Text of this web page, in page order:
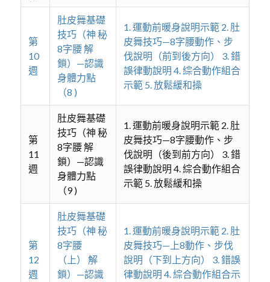
第
10
週
肚皮舞基礎
技巧（神 秘
8字腰 解
鎖）—認識
身體力點
（8 )
1. 運動前暖身說明示範 2. 肚
皮舞技巧—8字腰動作、步
伐說明（前到後方向） 3. 錯
誤律動說明 4. 綜合動作組合
示範 5. 放鬆緩和操
第
11
週
肚皮舞基礎
技巧（神 秘
8字腰 解
鎖）—認識
身體力點
（9 )
1. 運動前暖身說明示範 2. 肚
皮舞技巧—8字腰動作、步
伐說明（後到前方向） 3. 錯
誤律動說明 4. 綜合動作組合
示範 5. 放鬆緩和操
第
12
週
肚皮舞基礎
技巧（神 秘
8字腰
（上） 解
鎖）—認識
1. 運動前暖身說明示範 2. 肚
皮舞技巧—上8動作、步伐
說明（下到上方向） 3. 錯誤
律動說明 4. 綜合動作組合示